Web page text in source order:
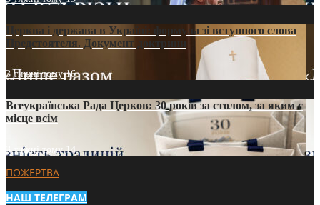
Церква і держава в Україні: формула зі вступного слова
Предстоятеля. Документ доктрини
3 тижні тому16
Всеукраїнська Рада Церков: 30 років за столом, за яким є
місце всім
3 тижні тому14
ПОЖЕРТВА
НАШ ТЕЛЕГРАМ